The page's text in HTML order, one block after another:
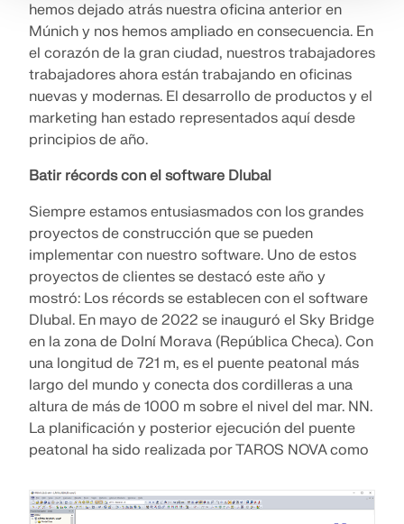
hemos dejado atrás nuestra oficina anterior en
Múnich y nos hemos ampliado en consecuencia. En
el corazón de la gran ciudad, nuestros trabajadores
trabajadores ahora están trabajando en oficinas
nuevas y modernas. El desarrollo de productos y el
marketing han estado representados aquí desde
principios de año.
Batir récords con el software Dlubal
Siempre estamos entusiasmados con los grandes
proyectos de construcción que se pueden
implementar con nuestro software. Uno de estos
proyectos de clientes se destacó este año y
mostró: Los récords se establecen con el software
Dlubal. En mayo de 2022 se inauguró el Sky Bridge
en la zona de Dolní Morava (República Checa). Con
una longitud de 721 m, es el puente peatonal más
largo del mundo y conecta dos cordilleras a una
altura de más de 1000 m sobre el nivel del mar. NN.
La planificación y posterior ejecución del puente
peatonal ha sido realizada por TAROS NOVA como